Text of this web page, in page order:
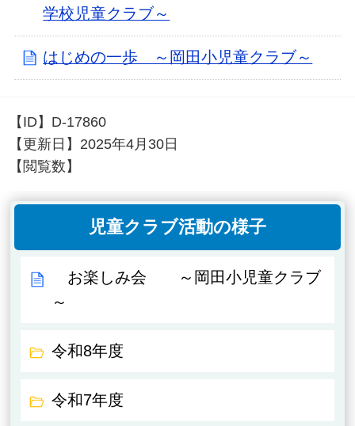
学校児童クラブ～
はじめの一歩 ～岡田小児童クラブ～
【ID】 D-17860
【更新日】 2025年4月30日
【閲覧数】
児童クラブ活動の様子
お楽しみ会 ～岡田小児童クラブ
～
令和8年度
令和7年度